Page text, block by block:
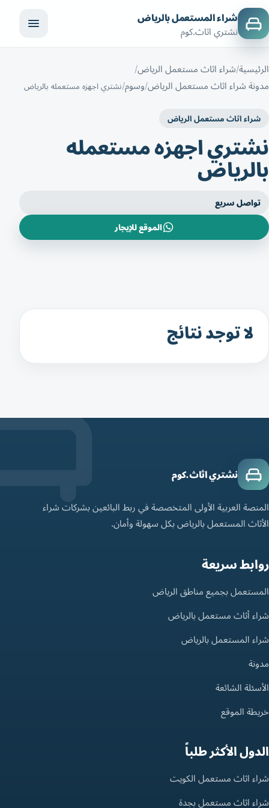
شراء المستعمل بالرياض
نشتري اثاث.كوم
الرئيسية شراء اثاث مستعمل الرياض
مدونة شراء اثاث مستعمل الرياض وسوم نشتري اجهزه مستعمله بالرياض
شراء اثاث مستعمل الرياض
نشتري اجهزه مستعمله
بالرياض
تواصل سريع
الموقع للإيجار
لا توجد نتائج
نشتري اثاث.كوم
المنصة العربية الأولى المتخصصة في ربط البائعين بشركات شراء
الأثاث المستعمل بالرياض بكل سهولة وأمان.
روابط سريعة
المستعمل بجميع مناطق الرياض
شراء أثاث مستعمل بالرياض
شراء المستعمل بالرياض
مدونة
الأسئلة الشائعة
خريطة الموقع
الدول الأكثر طلباً
شراء اثاث مستعمل الكويت
شراء اثاث مستعمل بجدة